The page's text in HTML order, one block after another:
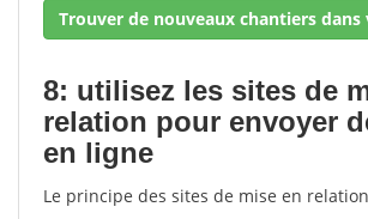
Trouver de nouveaux chantiers
8: utilisez les sites de
relation pour envoyer
en ligne
Le principe des sites de mise en